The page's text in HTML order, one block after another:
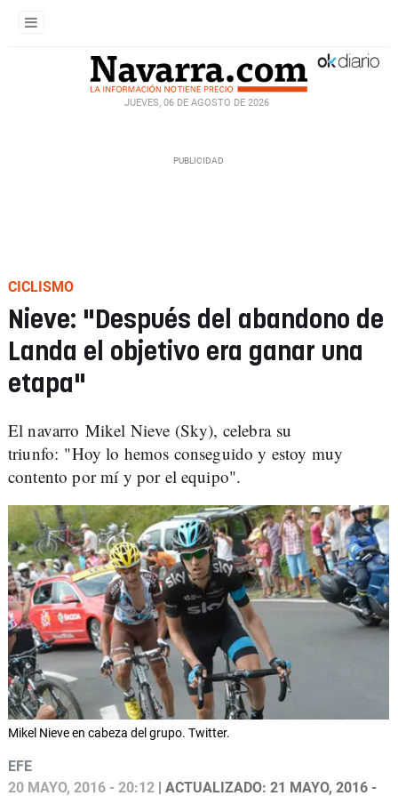
JUEVES, 06 DE AGOSTO DE 2026
CICLISMO
Nieve: "Después del abandono de
Landa el objetivo era ganar una
etapa"
El navarro Mikel Nieve (Sky), celebra su
triunfo: "Hoy lo hemos conseguido y estoy muy
contento por mí y por el equipo".
Mikel Nieve en cabeza del grupo. Twitter.
EFE
20 MAYO, 2016 - 20:12 | ACTUALIZADO: 21 MAYO, 2016 -